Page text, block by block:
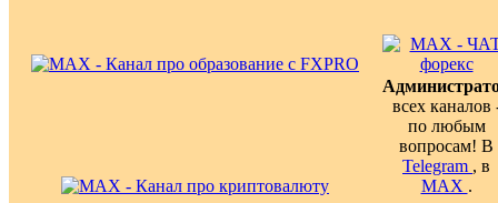
всех каналов
по любым
вопросам! В
Telegram , в
MAX .